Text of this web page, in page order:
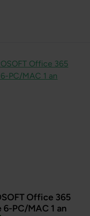
Office 365
6-PC/MAC 1 an